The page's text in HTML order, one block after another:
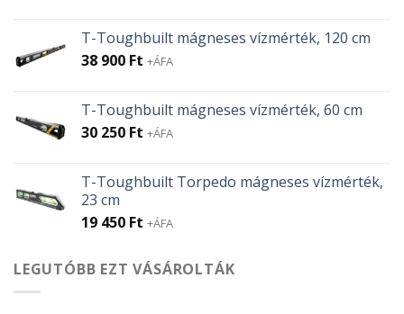
T-Toughbuilt mágneses vízmérték, 120 cm
38 900 Ft +ÁFA
T-Toughbuilt mágneses vízmérték, 60 cm
30 250 Ft +ÁFA
T-Toughbuilt Torpedo mágneses vízmérték,
23 cm
19 450 Ft +ÁFA
LEGUTÓBB EZT VÁSÁROLTÁK